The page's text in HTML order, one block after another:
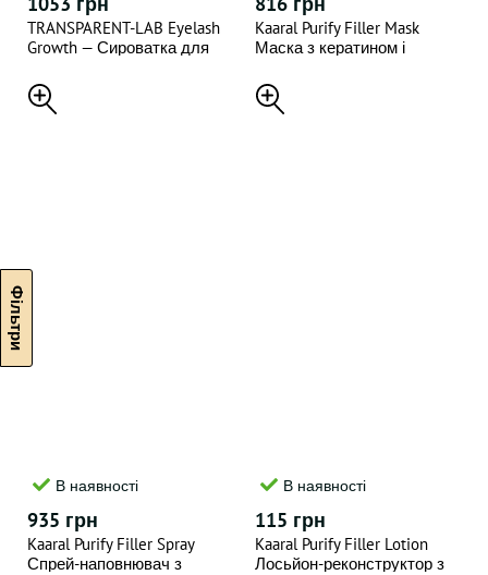
TRANSPARENT-LAB Eyelash
Growth — Сироватка для
брів, 8 мл
Kaaral Purify Filler Mask
Маска з кератином і
500 мл
В наявності
935 грн
Kaaral Purify Filler Spray
Спрей-наповнювач з
В наявності
115 грн
Kaaral Purify Filler Lotion
Лосьйон-реконструктор з